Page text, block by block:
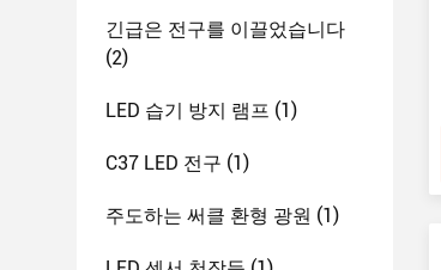
긴급은 전구를 이끌었습니다
(2)
LED 습기 방지 램프 (1)
C37 LED 전구 (1)
주도하는 써클 환형 광원 (1)